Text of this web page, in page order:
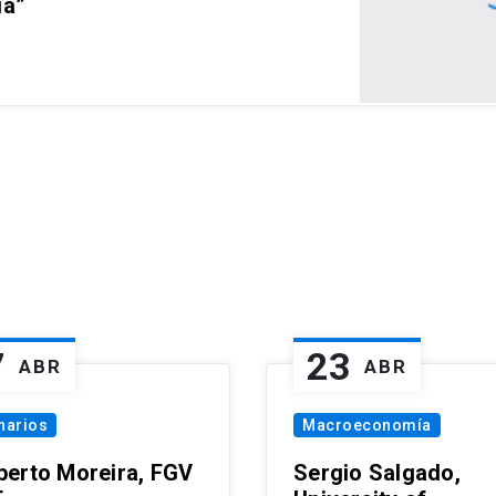
ABR
Moreira, FGV
23 ABR
Macroeconomía
Sergio Salgado,